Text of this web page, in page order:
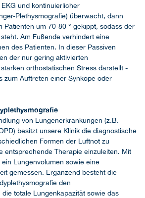
und kontinuierlicher
Plethysmografie) überwacht, dann
Patienten um 70-80 ° gekippt, sodass der
Am Fußende verhindert eine
des Patienten. In dieser Passiven
der nur gering aktivierten
orthostatischen Stress darstellt -
zum Auftreten einer Synkope oder
von Lungenerkrankungen (z.B.
besitzt unsere Klinik die diagnostische
Formen der Luftnot zu
entsprechende Therapie einzuleiten. Mit
Lungenvolumen sowie eine
gemessen. Ergänzend besteht die
den
totale Lungenkapazität sowie das